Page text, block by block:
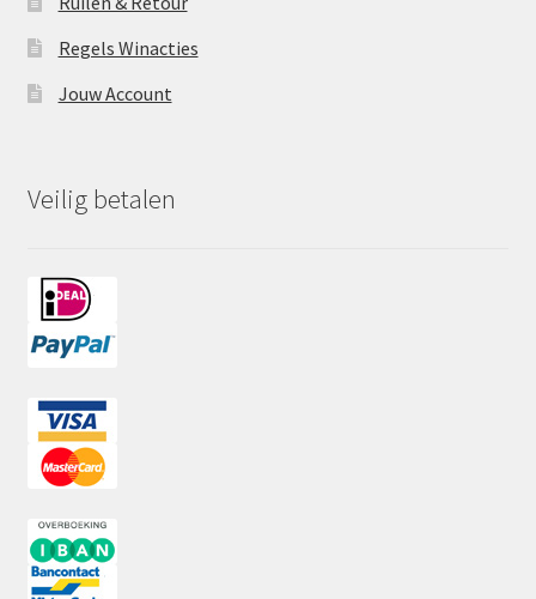
Regels Winacties
Jouw Account
Veilig betalen